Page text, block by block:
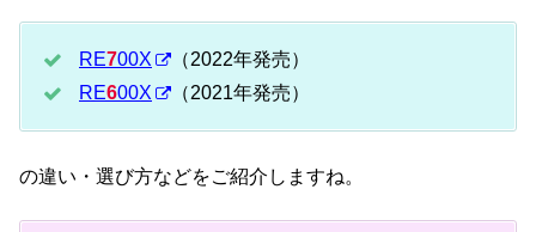
RE700X
（2022年発売）
RE600X （2021年発売）
の違い・選び方などをご紹介しますね。